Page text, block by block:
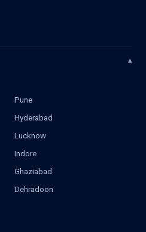
Pune
Hyderabad
Lucknow
Indore
Ghaziabad
Dehradoon